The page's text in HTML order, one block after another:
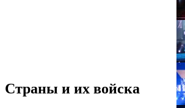
Страны и их войска